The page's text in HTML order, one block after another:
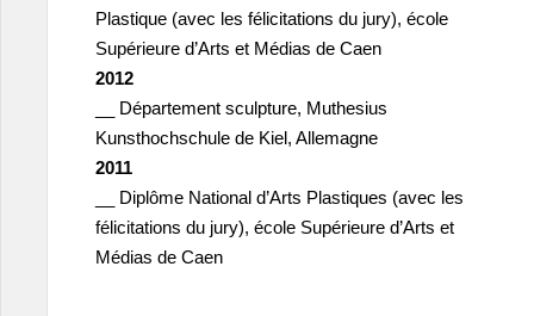
Plastique (avec les félicitations du jury), école
Supérieure d’Arts et Médias de Caen
2012
__ Département sculpture, Muthesius
Kunsthochschule de Kiel, Allemagne
2011
__ Diplôme National d’Arts Plastiques (avec les
félicitations du jury), école Supérieure d’Arts et
Médias de Caen